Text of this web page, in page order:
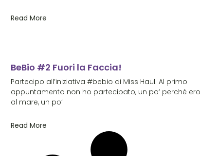
Read More
BeBio #2 Fuori la Faccia!
Partecipo all’iniziativa #bebio di Miss Haul. Al primo
appuntamento non ho partecipato, un po’ perchè ero
al mare, un po’
Read More